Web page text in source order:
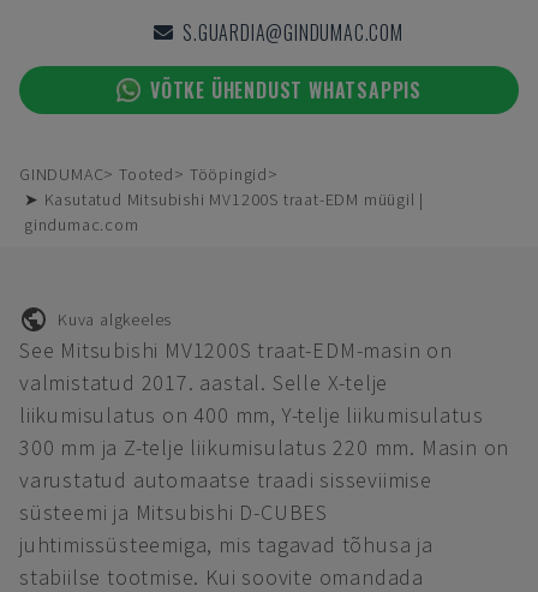
S.GUARDIA@GINDUMAC.COM
VÕTKE ÜHENDUST WHATSAPPIS
GINDUMAC Tooted
Tööpingid
➤ Kasutatud Mitsubishi MV1200S traat-EDM müügil |
gindumac.com
Kuva algkeeles
See Mitsubishi MV1200S traat-EDM-masin on
valmistatud 2017. aastal. Selle X-telje
liikumisulatus on 400 mm, Y-telje liikumisulatus
300 mm ja Z-telje liikumisulatus 220 mm. Masin on
varustatud automaatse traadi sisseviimise
süsteemi ja Mitsubishi D-CUBES
juhtimissüsteemiga, mis tagavad tõhusa ja
stabiilse tootmise. Kui soovite omandada